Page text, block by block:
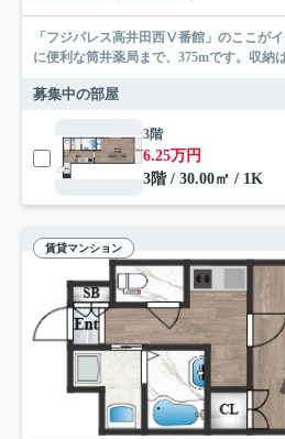
「フジパレス高井田西Ⅴ番館」のここが
に便利な筒井薬局まで、375mです。収納
募集中の部屋
3階
6.25万円
3階 / 30.00㎡ / 1K
賃貸マンション